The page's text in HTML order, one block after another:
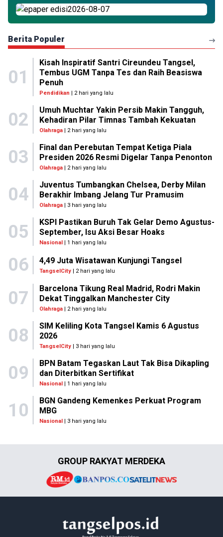
Berita Populer
01
Kisah Inspiratif Santri Cireundeu Tangsel,
Tembus UGM Tanpa Tes dan Raih Beasiswa
Penuh
Pendidikan | 2 hari yang lalu
02
Umuh Muchtar Yakin Persib Makin Tangguh,
Kehadiran Pilar Timnas Tambah Kekuatan
Olahraga| 2 hari yang lalu
03
Final dan Perebutan Tempat Ketiga Piala
Presiden 2026 Resmi Digelar Tanpa Penonton
Olahraga| 2 hari yang lalu
04
Juventus Tumbangkan Chelsea, Derby Milan
Berakhir Imbang Jelang Tur Pramusim
Olahraga| 3 hari yang lalu
05
KSPI Pastikan Buruh Tak Gelar Demo Agustus-
September, Isu Aksi Besar Hoaks
Nasional| 1 hari yang lalu
06 4,49 Juta Wisatawan Kunjungi Tangsel
TangselCity | 2 hari yang lalu
07
Barcelona Tikung Real Madrid, Rodri Makin
Dekat Tinggalkan Manchester City
Olahraga| 2 hari yang lalu
08
SIM Keliling Kota Tangsel Kamis 6 Agustus
2026
TangselCity| 3 hari yang lalu
09
BPN Batam Tegaskan Laut Tak Bisa Dikapling
dan Diterbitkan Sertifikat
Nasional| 1 hari yang lalu
10
BGN Gandeng Kemenkes Perkuat Program
MBG
Nasional| 3 hari yang lalu
GROUP RAKYAT MERDEKA